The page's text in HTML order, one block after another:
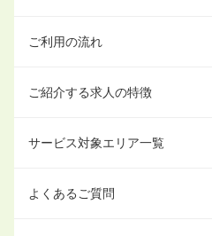
ご利用の流れ
ご紹介する求人の特徴
サービス対象エリア一覧
よくあるご質問